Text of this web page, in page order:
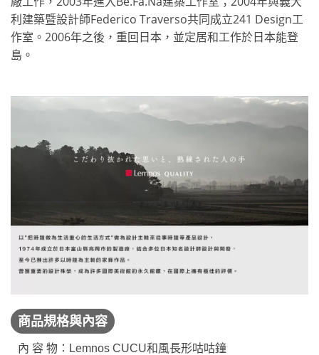
利建築暨設計師Federico Traverso共同成立241 Design工
作室。2006年之後，重回日本，並定居和工作於日本能登
島。
商品規格與內容
內 容 物：Lemnos CUCU和風長形咕咕鐘